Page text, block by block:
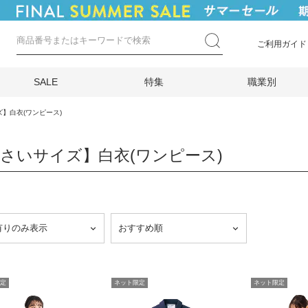
ご利用ガイド
SALE 特集 職業別
】白衣(ワンピース)
いサイズ】白衣(ワンピース)
ネット限定 ネット限定